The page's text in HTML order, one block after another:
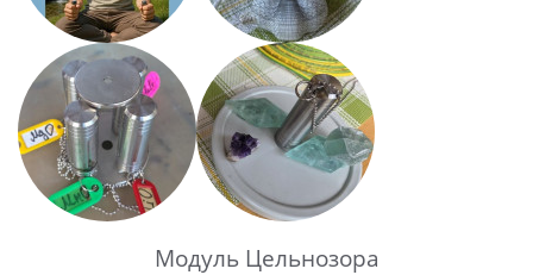
Модуль Цельнозора